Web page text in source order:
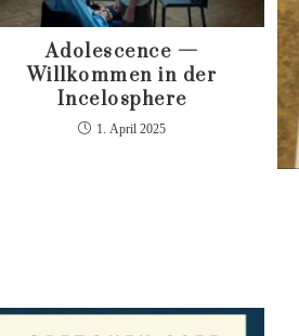
Adolescence —
Willkommen in der
Incelosphere
1. April 2025